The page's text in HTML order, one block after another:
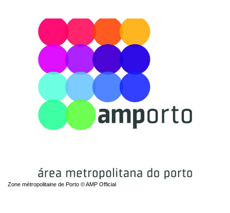
Zone métropolitaine de Porto © AMP Official